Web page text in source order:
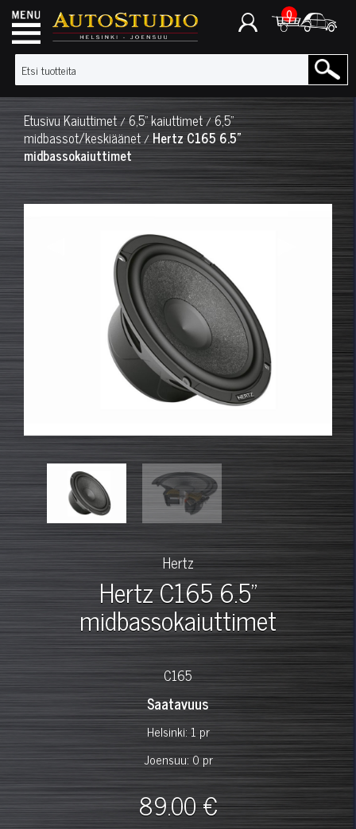
0
EtusivuKaiuttimet/6,5" kaiuttimet/6,5"
midbassot/keskiäänet/ Hertz C165 6.5"
midbassokaiuttimet
Hertz
Hertz C165 6.5"
midbassokaiuttimet
C165
Saatavuus
Helsinki: 1 pr
Joensuu: 0 pr
89.00 €